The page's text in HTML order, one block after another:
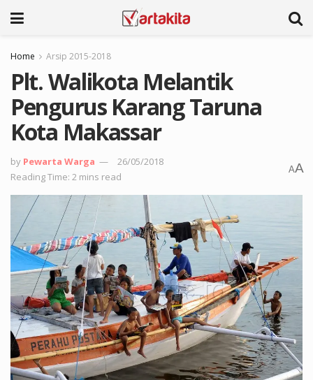
Home Arsip 2015-2018
Plt. Walikota Melantik
Pengurus Karang Taruna
Kota Makassar
by Pewarta Warga
26/05/2018
Reading Time: 2 mins read
AA